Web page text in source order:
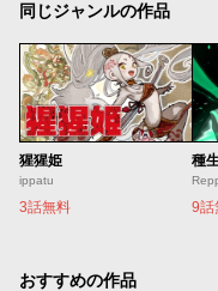
同じジャンルの作品
猩猩姫
ippatu
3話無料 9話
おすすめの作品